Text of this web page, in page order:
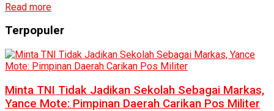
Read more
Terpopuler
Minta TNI Tidak Jadikan Sekolah Sebagai Markas,
Yance Mote: Pimpinan Daerah Carikan Pos Militer